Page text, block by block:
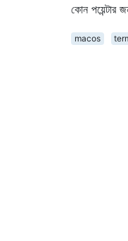
কোন পয়েন্টার
macos